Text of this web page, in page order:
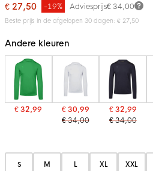
begin
van
gallerij
€ 27,50 Adviesprijs€ 34,00
-19%
Beste prijs in de afgelopen 30 dagen: € 27,50
Andere kleuren
€ 32,99
€ 30,99
€ 34,00
€ 32,99
€ 34,00
S M L XL XXL